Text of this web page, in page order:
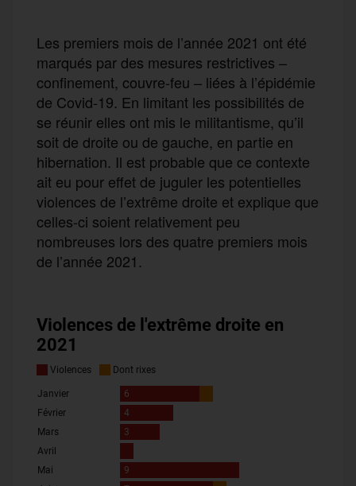
Les premiers mois de l’année 2021 ont été
marqués par des mesures restrictives –
confinement, couvre-feu – liées à l’épidémie
de Covid-19. En limitant les possibilités de
se réunir elles ont mis le militantisme, qu’il
soit de droite ou de gauche, en partie en
hibernation. Il est probable que ce contexte
ait eu pour effet de juguler les potentielles
violences de l’extrême droite et explique que
celles-ci soient relativement peu
nombreuses lors des quatre premiers mois
de l’année 2021.